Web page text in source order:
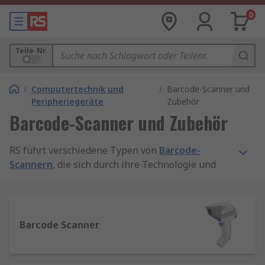
0
Teile-Nr.
/ Computertechnik und
Peripheriegeräte
/ Barcode-Scanner und
Zubehör
Barcode-Scanner und Zubehör
RS führt verschiedene Typen von Barcode-
Scannern, die sich durch ihre Technologie und
Handheld-Scanner – tragbare Geräte mit
hoher Scan-Geschwindigkeit, ideal für
Barcode Scanner